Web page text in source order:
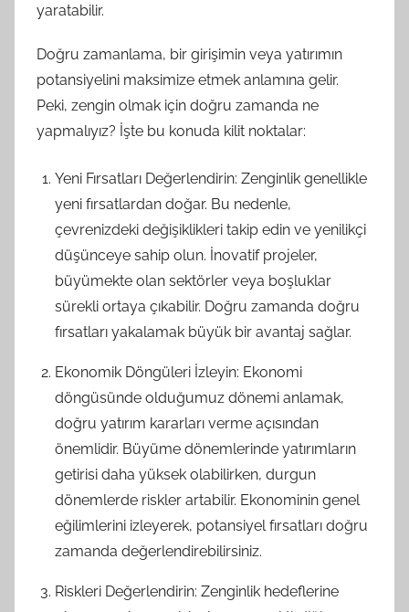
yaratabilir.
Doğru zamanlama, bir girişimin veya yatırımın
potansiyelini maksimize etmek anlamına gelir.
Peki, zengin olmak için doğru zamanda ne
yapmalıyız? İşte bu konuda kilit noktalar:
Yeni Fırsatları Değerlendirin: Zenginlik genellikle
yeni fırsatlardan doğar. Bu nedenle,
çevrenizdeki değişiklikleri takip edin ve yenilikçi
düşünceye sahip olun. İnovatif projeler,
büyümekte olan sektörler veya boşluklar
sürekli ortaya çıkabilir. Doğru zamanda doğru
fırsatları yakalamak büyük bir avantaj sağlar.
Ekonomik Döngüleri İzleyin: Ekonomi
döngüsünde olduğumuz dönemi anlamak,
doğru yatırım kararları verme açısından
önemlidir. Büyüme dönemlerinde yatırımların
getirisi daha yüksek olabilirken, durgun
dönemlerde riskler artabilir. Ekonominin genel
eğilimlerini izleyerek, potansiyel fırsatları doğru
zamanda değerlendirebilirsiniz.
Riskleri Değerlendirin: Zenginlik hedeflerine